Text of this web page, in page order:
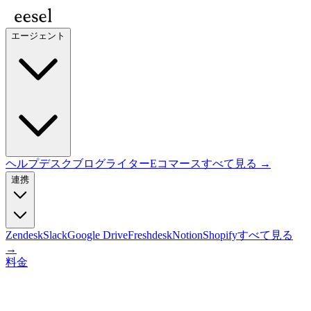
エージェント
ヘルプデスクブログライターEコマースすべて見る →
連携
ZendeskSlackGoogle DriveFreshdeskNotionShopifyすべて見る
→
料金